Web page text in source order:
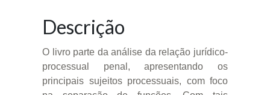
Descrição
O livro parte da análise da relação jurídico-
processual penal, apresentando os
principais sujeitos processuais, com foco